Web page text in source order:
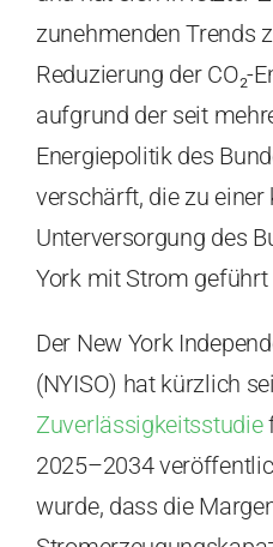
zunehmenden Trends
Reduzierung der CO₂-
aufgrund der seit
Energiepolitik des
verschärft, die zu einer
Unterversorgung des
York mit Strom geführt
Der New York
(NYISO) hat kürzlich
Zuverlässigkeitsstudie
2025–2034
wurde, dass die